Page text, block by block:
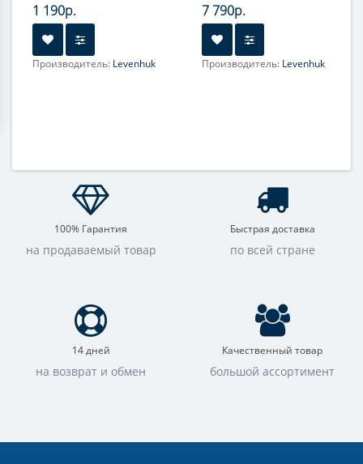
1 190р.
Производитель: Levenhuk
7 790р.
Производитель: Levenhuk
100% Гарантия
на продаваемый товар
Быстрая доставка
по всей стране
14 дней
на возврат и обмен
Качественный товар
большой ассортимент